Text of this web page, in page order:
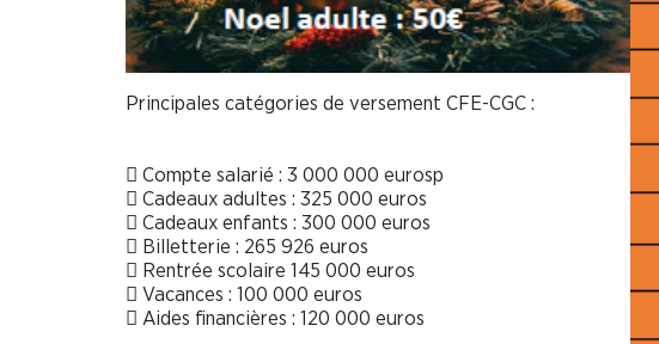
Principales catégories de versement CFE-CGC :
 Compte salarié : 3 000 000 eurosp
 Cadeaux adultes : 325 000 euros
 Cadeaux enfants : 300 000 euros
 Billetterie : 265 926 euros
 Rentrée scolaire 145 000 euros
 Vacances : 100 000 euros
 Aides financières : 120 000 euros